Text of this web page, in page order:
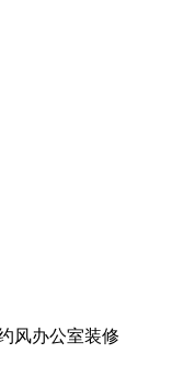
风办公室装修